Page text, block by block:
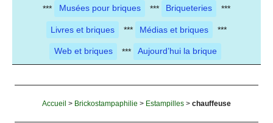
*** Musées pour briques *** Briqueteries ***
Livres et briques *** Médias et briques ***
Web et briques *** Aujourd’hui la brique
Accueil > Brickostampaphilie > Estampilles > chauffeuse